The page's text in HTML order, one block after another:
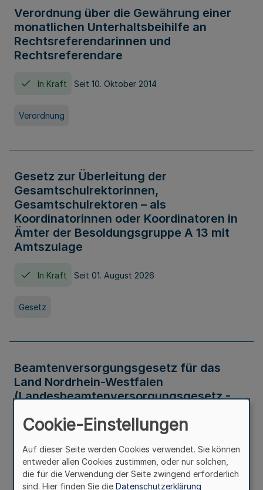
Verordnung über die Gewährung einer
monatlichen Unterhaltsbeihilfe an
Rechtsreferendarinnen und
Rechtsreferendare
In Kraft Seit 10. Oktober 2014
Verordnung
Gesetz zur Überleitung der
Gesamtschulrektorinnen,
Gesamtschulrektoren – als
Koordinatorinnen oder Koordinatoren in
Ämter der Besoldungsgruppe A 13 mit
Amtszulage
In Kraft Seit 01. August 2026
Gesetz
Beamtenversorgungsgesetz für das
Land Nordrhein-Westfalen
(Landesbeamtenversorgungsgesetz -
Gesetz
Cookie-Einstellungen
Auf dieser Seite werden Cookies verwendet. Sie können
entweder allen Cookies zustimmen, oder nur solchen,
die für die Verwendung der Seite zwingend erforderlich
sind. Hier finden Sie die Datenschutzerklärung